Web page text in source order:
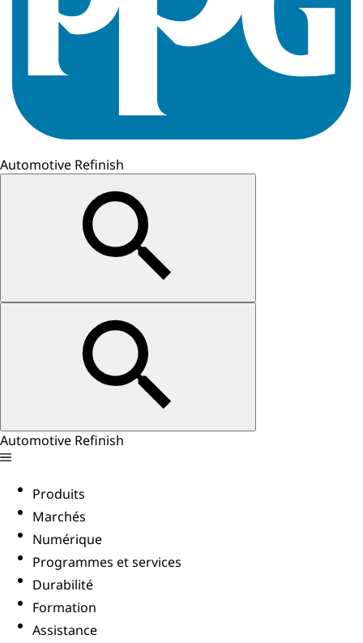
Automotive Refinish
Automotive Refinish
Produits
Marchés
Numérique
Programmes et services
Durabilité
Formation
Assistance